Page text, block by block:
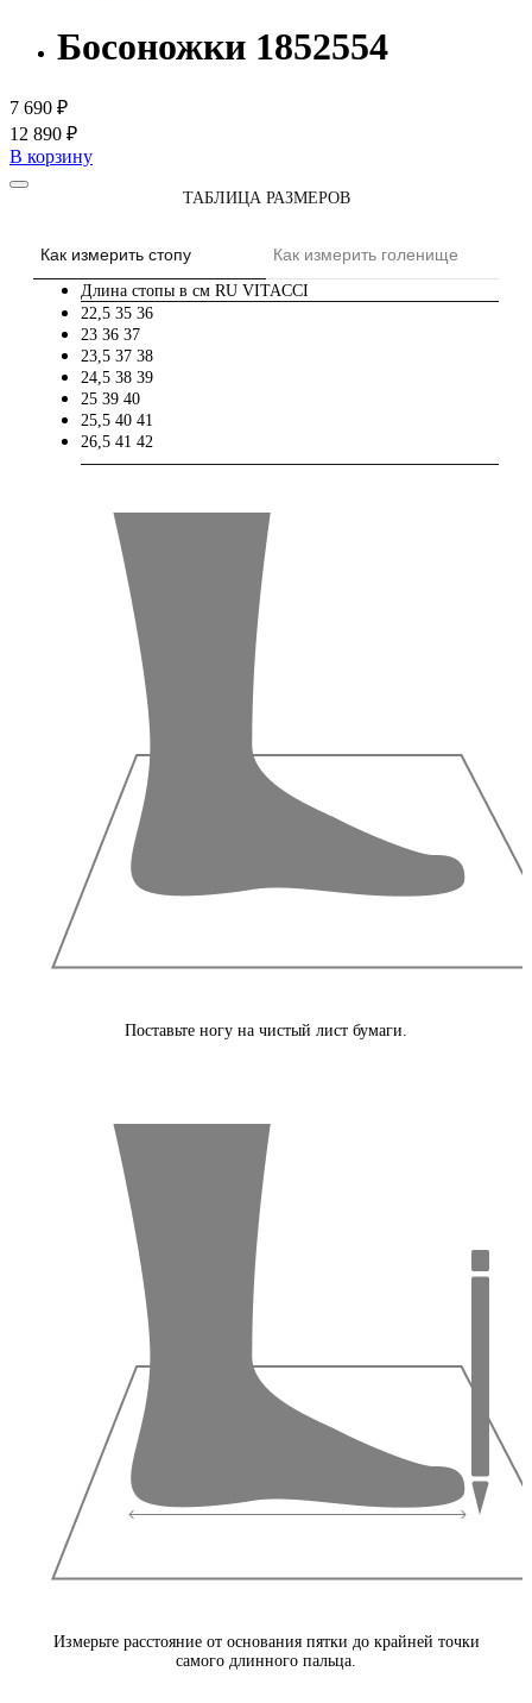
Босоножки 1852554
7 690 ₽
12 890 ₽
В корзину
ТАБЛИЦА РАЗМЕРОВ
Как измерить стопу Как измерить голенище
Длина стопы в см RU VITACCI
22,5 35 36
23 36 37
23,5 37 38
24,5 38 39
25 39 40
25,5 40 41
26,5 41 42
Поставьте ногу на чистый лист бумаги.
Измерьте расстояние от основания пятки до крайней точки
самого длинного пальца.